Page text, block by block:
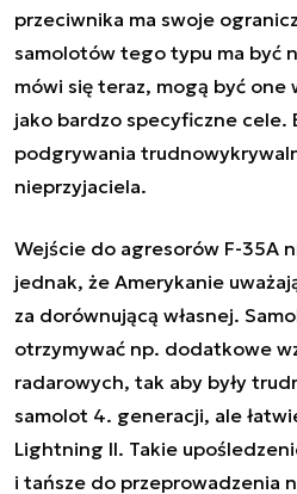
przeciwnika ma swoje
samolotów tego typu ma być
mówi się teraz, mogą być
jako bardzo specyficzne cele.
podgrywania
nieprzyjaciela.
Wejście do agresorów F-35A
jednak, że Amerykanie
za dorównującą własnej.
otrzymywać np. dodatkowe
radarowych, tak aby były
samolot 4. generacji, ale
Lightning II. Takie
i tańsze do przeprowadzenia